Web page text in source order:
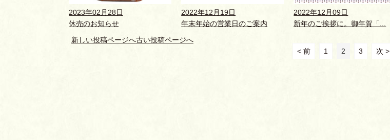
2023年02月28日
休売のお知らせ
2022年12月19日
年末年始の営業日のご案内
2022年12月09日
新年のご挨拶に。御年賀「...
新しい投稿ページへ古い投稿ページへ
< 前
1 2 3 次 >